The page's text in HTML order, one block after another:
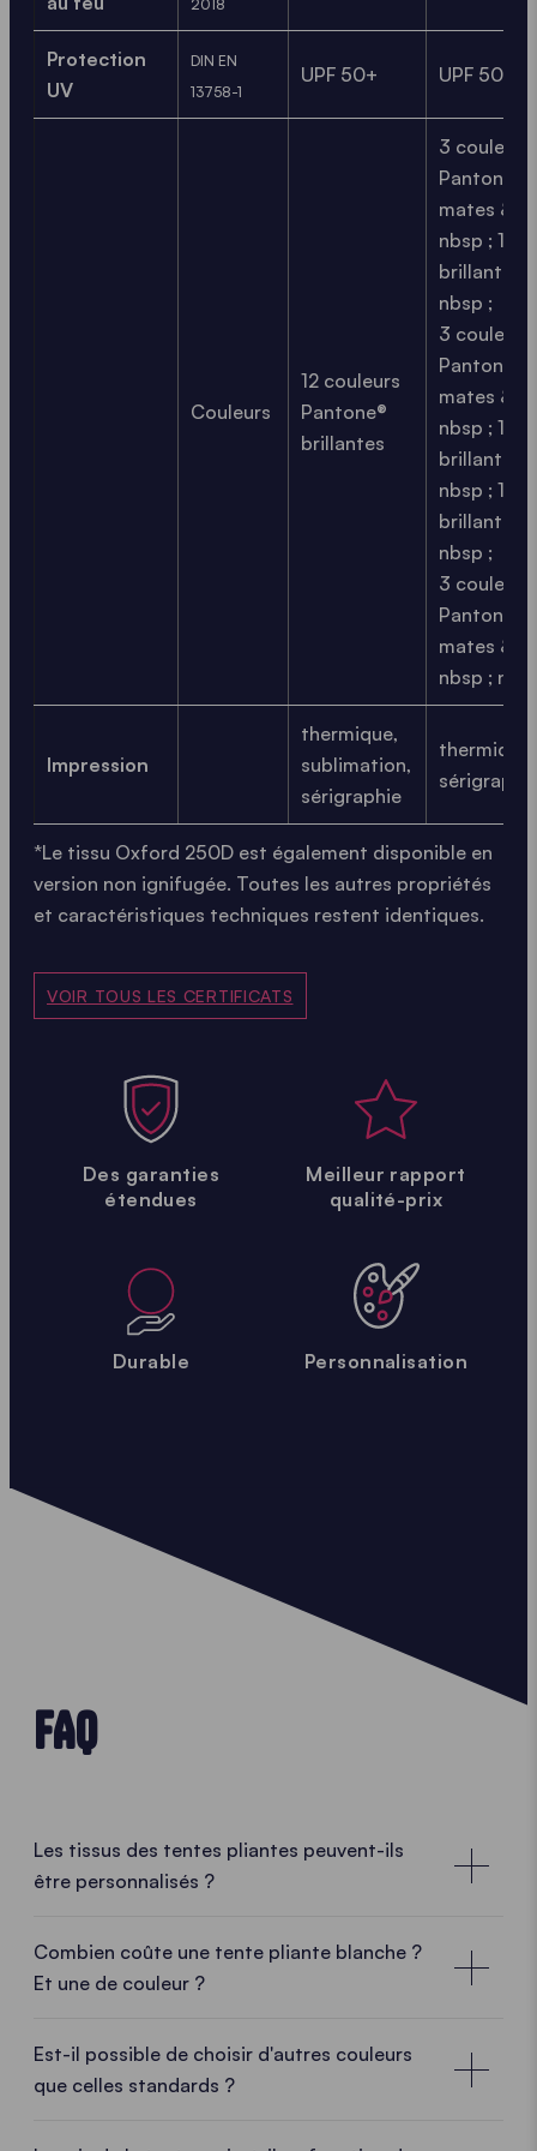
2018
Protection
UV
DIN EN
13758-1
UPF 50+ UPF 50+
Couleurs
12 couleurs
Pantone®
brillantes
3 couleurs
Pantone®
mates &
nbsp ; 12
brillantes
nbsp ;
3 couleurs
Pantone®
mates &
nbsp ; 12
brillantes
nbsp ; 12
brillantes
nbsp ;
3 couleurs
Pantone®
mates &
nbsp ;
Impression
thermique,
sublimation,
sérigraphie
thermique,
*Le tissu Oxford 250D est également disponible en
version non ignifugée. Toutes les autres propriétés
et caractéristiques techniques restent identiques.
VOIR TOUS LES CERTIFICATS
Des garanties
étendues
Meilleur rapport
qualité-prix
Durable Personnalisation
FAQ
Les tissus des tentes pliantes peuvent-ils
être personnalisés ?
Combien coûte une tente pliante blanche ?
Et une de couleur ?
la couleur.
pliante entièrement blanche ou dans l'une de nos 15
Est-il possible de choisir d'autres couleurs
que celles standards ?